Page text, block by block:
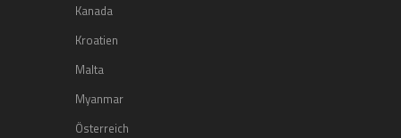
Kanada
Kroatien
Malta
Myanmar
Österreich